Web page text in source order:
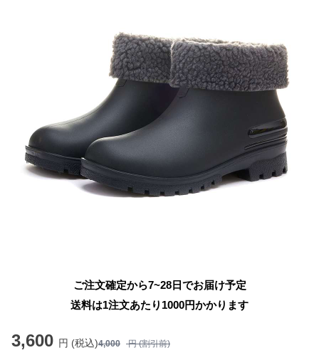
ご注文確定から7~28日でお届け予定
送料は1注文あたり 1000円かかります
3,600 円 (税込)4,000 円 (割引前)